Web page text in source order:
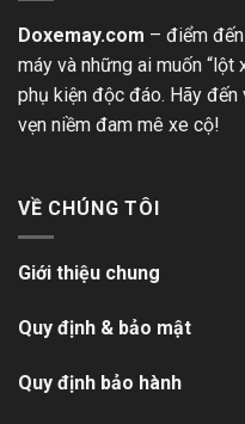
Doxemay.com – điểm
máy và những ai muốn “lột
phụ kiện độc đáo. Hãy
vẹn niềm đam mê xe cộ!
VỀ CHÚNG TÔI
Giới thiệu chung
Quy định & bảo mật
Quy định bảo hành